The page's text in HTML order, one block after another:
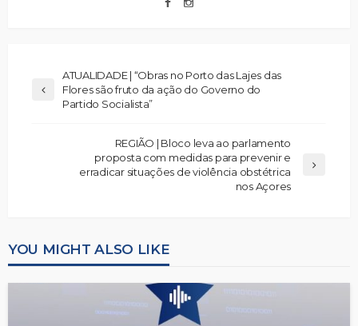
ATUALIDADE | “Obras no Porto das Lajes das
Flores são fruto da ação do Governo do
Partido Socialista”
REGIÃO | Bloco leva ao parlamento
proposta com medidas para prevenir e
erradicar situações de violência obstétrica
nos Açores
YOU MIGHT ALSO LIKE